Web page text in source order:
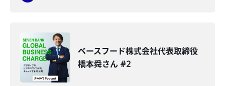
ベースフード株式会社代表取締役
橋本舜さん #2